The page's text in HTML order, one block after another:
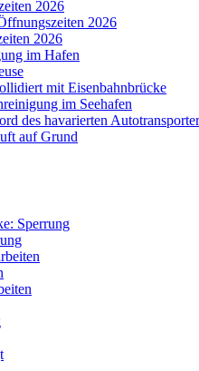
2026
2026
2026
im Hafen
mit Eisenbahnbrücke
im Seehafen
des havarierten
auf Grund
Sperrung